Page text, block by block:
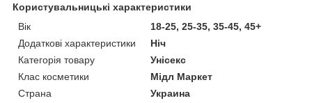
Користувальницькі характеристики
Вік
18-25, 25-35, 35-45, 45+
Додаткові характеристики
Ніч
Категорія товару
Унісекс
Клас косметики
Мідл Маркет
Страна
Украина